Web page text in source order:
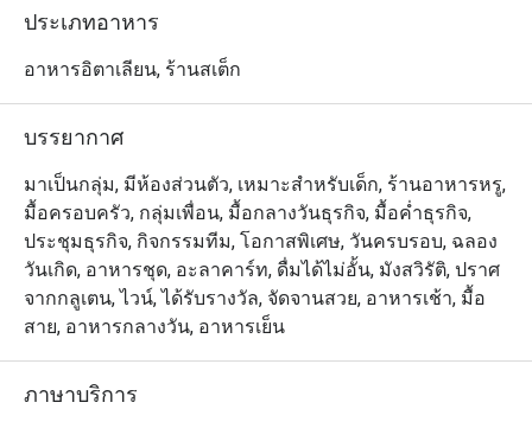
ประเภทอาหาร
อาหารอิตาเลียน, ร้านสเต็ก
บรรยากาศ
มาเป็นกลุ่ม, มีห้องส่วนตัว, เหมาะสำหรับเด็ก, ร้านอาหารหรู,
มื้อครอบครัว, กลุ่มเพื่อน, มื้อกลางวันธุรกิจ, มื้อค่ำธุรกิจ,
ประชุมธุรกิจ, กิจกรรมทีม, โอกาสพิเศษ, วันครบรอบ, ฉลอง
วันเกิด, อาหารชุด, อะลาคาร์ท, ดื่มได้ไม่อั้น, มังสวิรัติ, ปราศ
จากกลูเตน, ไวน์, ได้รับรางวัล, จัดจานสวย, อาหารเช้า, มื้อ
สาย, อาหารกลางวัน, อาหารเย็น
ภาษาบริการ